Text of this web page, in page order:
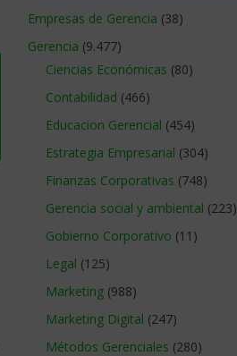
Empresas de Gerencia (38)
Gerencia (9.477)
Ciencias Económicas (80)
Contabilidad (466)
Educacion Gerencial (454)
Estrategia Empresarial (304)
Finanzas Corporativas (748)
Gerencia social y ambiental (223)
Gobierno Corporativo (11)
Legal (125)
Marketing (988)
Marketing Digital (247)
Métodos Gerenciales (280)